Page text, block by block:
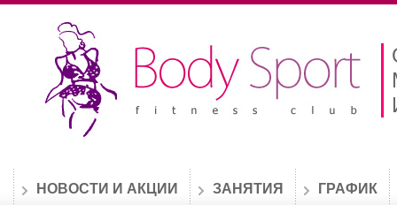
НОВОСТИ И АКЦИИ ЗАНЯТИЯ ГРАФИК